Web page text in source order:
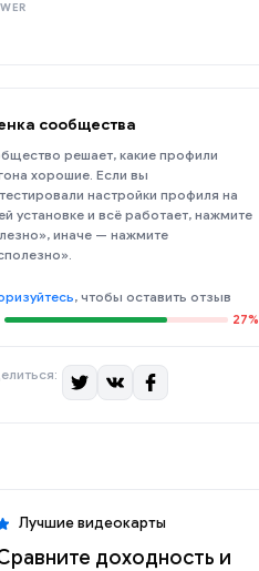
сообщества
решает, какие профили
хорошие. Если вы
настройки профиля на
установке и всё работает, нажмите
иначе — нажмите
, чтобы оставить отзыв
27%
Лучшие видеокарты
доходность и